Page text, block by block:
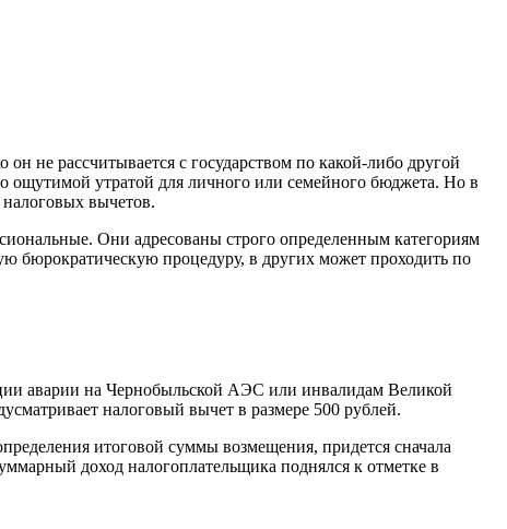
не рассчитывается с государством по какой-либо другой
ощутимой утратой для личного или семейного бюджета. Но в
налоговых вычетов.
Они адресованы строго определенным категориям
бюрократическую процедуру, в других может проходить по
аварии на Чернобыльской АЭС или инвалидам Великой
налоговый вычет в размере 500 рублей.
итоговой суммы возмещения, придется сначала
доход налогоплательщика поднялся к отметке в